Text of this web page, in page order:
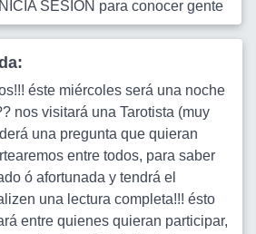
SESION para conocer gente
éste miércoles será una noche
nos visitará una Tarotista (muy
una pregunta que quieran
entre todos, para saber
ó afortunada y tendrá el
una lectura completa!!! ésto
entre quienes quieran participar,